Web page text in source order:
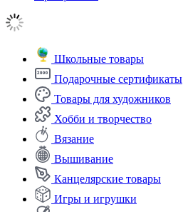
Школьные товары
Подарочные сертификаты
Товары для художников
Хобби и творчество
Вязание
Вышивание
Канцелярские товары
Игры и игрушки